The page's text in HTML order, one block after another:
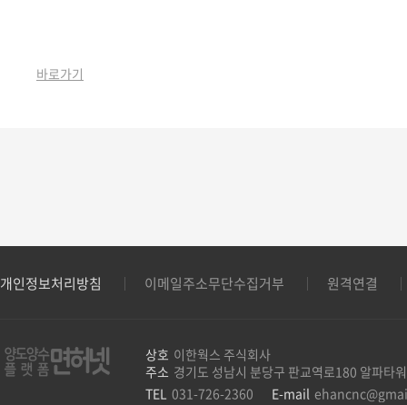
바로가기
개인정보처리방침 이메일주소무단수집거부 원격연결
상호 이한웍스 주식회사
주소 경기도 성남시 분당구 판교역로180 알파타
TEL 031-726-2360 E-mail